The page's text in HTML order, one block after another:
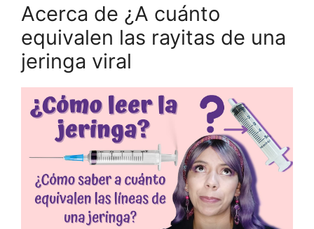
Acerca de ¿A cuánto
equivalen las rayitas de una
jeringa viral